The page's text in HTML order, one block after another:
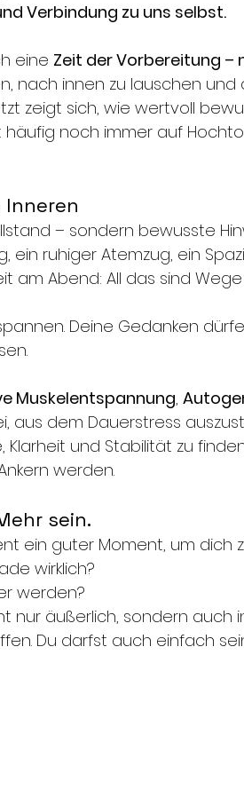
Verbindung zu uns selbst.
eine Zeit der Vorbereitung –
nach innen zu lauschen
zeigt sich, wie wertvoll
häufig noch immer auf
Inneren
– sondern bewusste
ein ruhiger Atemzug, ein
am Abend: All das sind
Deine Gedanken
Muskelentspannung,
aus dem Dauerstress
Klarheit und Stabilität zu
werden.
sein.
ein guter Moment, um dich
wirklich?
werden?
nur äußerlich, sondern auch
Du darfst auch einfach